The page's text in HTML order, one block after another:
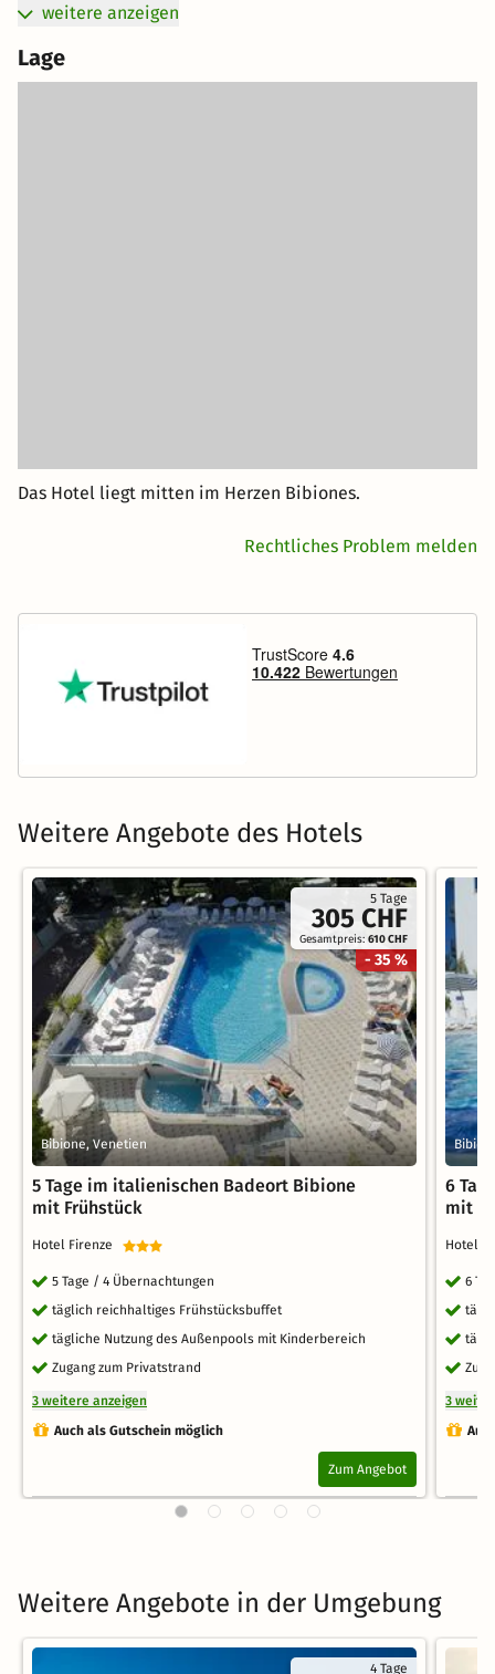
weitere anzeigen
Lage
Das Hotel liegt mitten im Herzen Bibiones.
Rechtliches Problem melden
Weitere Angebote des Hotels
5 Tage
305 CHF
Gesamtpreis:610 CHF
- 35 %
Bibione, Venetien
5 Tage im italienischen Badeort Bibione
mit Frühstück
Hotel Firenze
5 Tage / 4 Übernachtungen
täglich reichhaltiges Frühstücksbuffet
tägliche Nutzung des Außenpools mit Kinderbereich
Zugang zum Privatstrand
3 weitere anzeigen
Auch als Gutschein möglich
Zum Angebot
6
mit
Hotel
6
3
Weitere Angebote in der Umgebung
4 Tage